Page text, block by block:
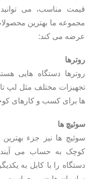
قیمت مناسب، می‌ توانید
مجموعه ما بهترین
عرضه می‌ کند:
روترها
روترها دستگاه‌ هایی
تجهیزات مختلف مثل لپ
ها برای کسب و کارهای
سوئیچ‌ ها
سوئیچ‌ ها نیز جزء
کوچک به حساب می‌
دستگاه را با کابل به